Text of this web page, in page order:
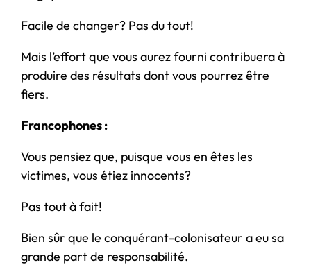
Facile de changer? Pas du tout!
Mais l’effort que vous aurez fourni contribuera à
produire des résultats dont vous pourrez être
fiers.
Francophones :
Vous pensiez que, puisque vous en êtes les
victimes, vous étiez innocents?
Pas tout à fait!
Bien sûr que le conquérant-colonisateur a eu sa
grande part de responsabilité.